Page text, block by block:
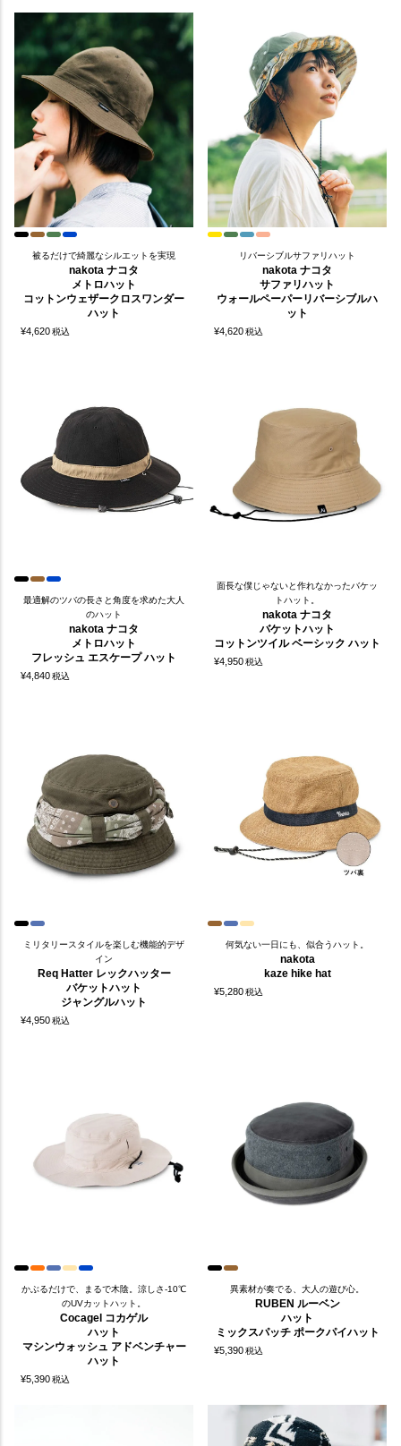
被るだけで綺麗なシルエットを実現
nakota ナコタ
メトロハット
コットンウェザークロスワンダー
ハット
¥4,620税込
リバーシブルサファリハット
nakota ナコタ
サファリハット
ウォールペーパーリバーシブルハ
ット
¥4,620税込
最適解のツバの長さと角度を求めた大人
のハット
nakota ナコタ
メトロハット
フレッシュ エスケープ ハット
¥4,840税込
面長な僕じゃないと作れなかったバケッ
トハット。
nakota ナコタ
バケットハット
コットンツイル ベーシック ハット
¥4,950税込
ミリタリースタイルを楽しむ機能的デザ
イン
Req Hatter レックハッター
バケットハット
ジャングルハット
¥4,950税込
何気ない一日にも、似合うハット。
nakota
kaze hike hat
¥5,280税込
かぶるだけで、まるで木陰。涼しさ-10℃
のUVカットハット。
Cocagel コカゲル
ハット
マシンウォッシュ アドベンチャー
ハット
¥5,390税込
異素材が奏でる、大人の遊び心。
RUBEN ルーベン
ハット
ミックスパッチ ポークパイハット
¥5,390税込